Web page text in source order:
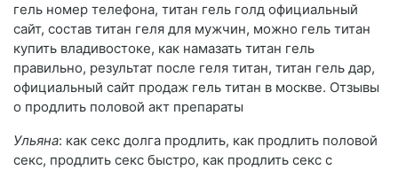
гель номер телефона, титан гель голд официальный
сайт, состав титан геля для мужчин, можно гель титан
купить владивостоке, как намазать титан гель
правильно, результат после геля титан, титан гель дар,
официальный сайт продаж гель титан в москве. Отзывы
о продлить половой акт препараты
Ульяна: как секс долга продлить, как продлить половой
секс, продлить секс быстро, как продлить секс с